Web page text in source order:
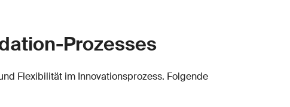
Prozesses
Flexibilität im Innovationsprozess. Folgende